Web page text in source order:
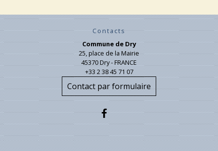
Contacts
Commune de Dry
25, place de la Mairie
45370 Dry - FRANCE
+33 2 38 45 71 07
Contact par formulaire